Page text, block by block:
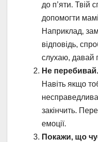
до п’яти. Твій
допомогти
Наприклад,
відповідь,
слухаю, давай
Не перебивай.
Навіть якщо
закінчить.
емоції.
Покажи, що